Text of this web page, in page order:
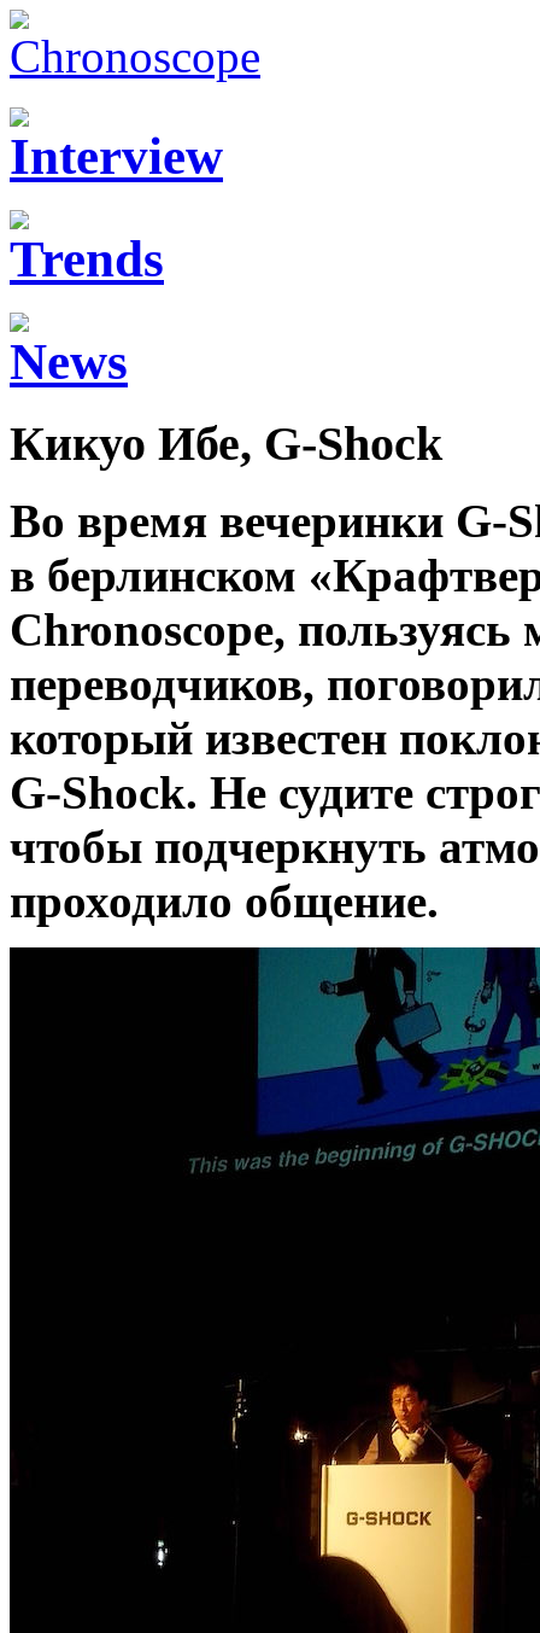
Кикуо Ибе, G-Shock
Во время вечеринки G-
в берлинском
Chronoscope,
переводчиков,
который известен
G-Shock. Не судите
чтобы подчеркнуть
проходило общение.